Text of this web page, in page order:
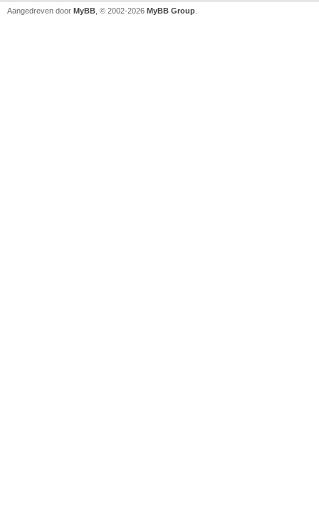
Aangedreven door MyBB , © 2002-2026 MyBB Group